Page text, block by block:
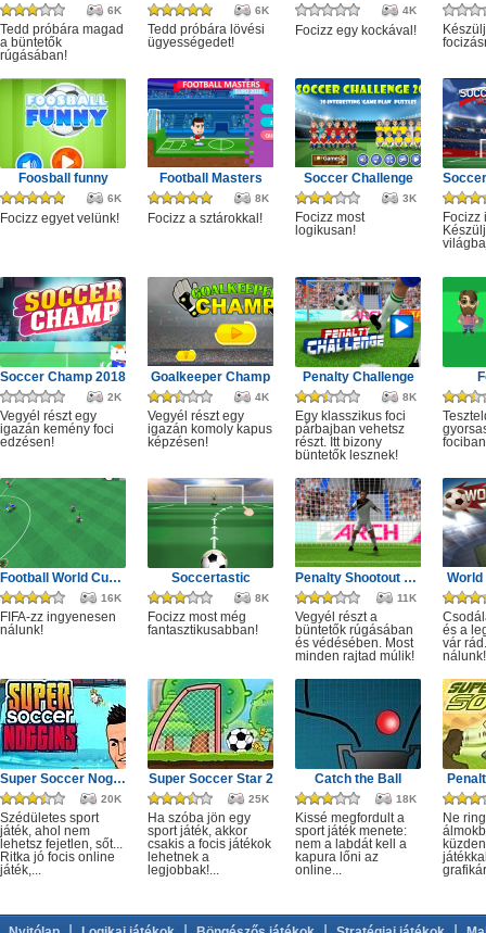
6K
Tedd próbára magad
a büntetők
rúgásában!
6K
Tedd próbára lövési
ügyességedet!
4K
Focizz egy kockával!
Foosball funny
6K
Focizz egyet velünk!
Football Masters
8K
Focizz a sztárokkal!
Soccer Challenge
3K
Focizz most
logikusan!
Focizz
Soccer Champ 2018
2K
Vegyél részt egy
igazán kemény foci
edzésen!
Goalkeeper Champ
4K
Vegyél részt egy
igazán komoly kapus
képzésen!
Penalty Challenge
8K
Egy klasszikus foci
párbajban vehetsz
részt. Itt bizony
büntetők lesznek!
Football World Cup 2019
16K
FIFA-zz ingyenesen
nálunk!
Soccertastic
8K
Focizz most még
fantasztikusabban!
Penalty Shootout Game
11K
Vegyél részt a
büntetők rúgásában
és védésében. Most
minden rajtad múlik!
World
és a
vár
nálunk!
Super Soccer Noggins Xmas
20K
Szédületes sport
játék, ahol nem
lehetsz fejetlen, sőt...
Ritka jó focis online
játék,...
Super Soccer Star 2
25K
Ha szóba jön egy
sport játék, akkor
csakis a focis játékok
lehetnek a
legjobbak!...
Catch the Ball
18K
Kissé megfordult a
sport játék menete:
nem a labdát kell a
kapura lőni az
online...
Ne